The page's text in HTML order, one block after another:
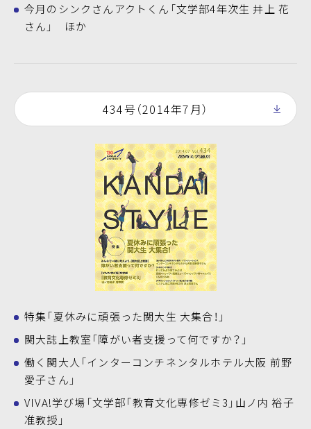
今月のシンクさんアクトくん「文学部4年次生 井上 花
さん」 ほか
434号（2014年7月）
特集「夏休みに頑張った関大生 大集合！」
関大誌上教室「障がい者支援って何ですか？」
働く関大人「インターコンチネンタルホテル大阪 前野
愛子さん」
VIVA!学び場「文学部「教育文化専修ゼミ3」山ノ内 裕子
准教授」